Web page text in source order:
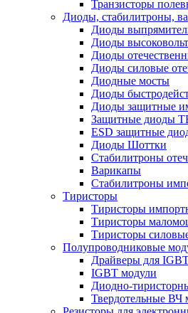
Транзисторы
Диоды, стабилитроны,
Диоды
Диоды
Диоды
Диоды силовые
Диодные мосты
Диоды
Диоды защитные
Защитные диоды
ESD защитные
Диоды Шоттки
Стабилитроны
Варикапы
Стабилитроны
Тиристоры
Тиристоры
Тиристоры
Тиристоры
Полупроводниковые
Драйверы для
IGBT модули
Диодно-
Твердотельные ВЧ